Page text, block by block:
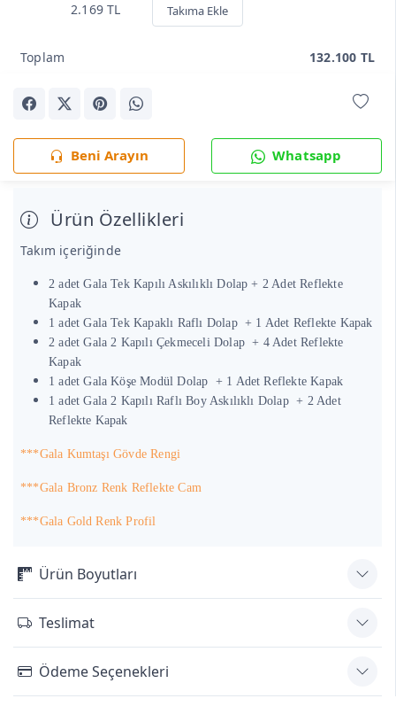
2.169 TL
Takıma Ekle
Toplam 132.100 TL
Beni Arayın Whatsapp
Ürün Özellikleri
Takım içeriğinde
2 adet Gala Tek Kapılı Askılıklı Dolap + 2 Adet Reflekte
Kapak
1 adet Gala Tek Kapaklı Raflı Dolap + 1 Adet Reflekte Kapak
2 adet Gala 2 Kapılı Çekmeceli Dolap + 4 Adet Reflekte
Kapak
1 adet Gala Köşe Modül Dolap + 1 Adet Reflekte Kapak
1 adet Gala 2 Kapılı Raflı Boy Askılıklı Dolap + 2 Adet
Reflekte Kapak
***Gala Kumtaşı Gövde Rengi
***Gala Bronz Renk Reflekte Cam
***Gala Gold Renk Profil
Ürün Boyutları
Teslimat
Ödeme Seçenekleri